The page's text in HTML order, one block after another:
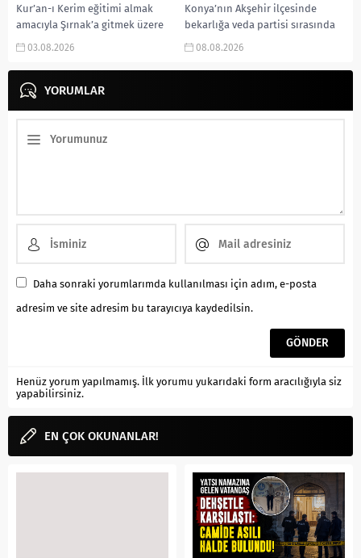
Kur’an-ı Kerim eğitimi almak
amacıyla Şırnak’a gitmek üzere
yola çıkan 13 yaşındaki iki
03.08.2026
Konya’nın Akşehir ilçesinde
bekarlığa veda partisi sırasında
çıkan kavgada bir kişi hayatını
darbederek ölümüne neden
08.08.2026
YORUMLAR
Daha sonraki yorumlarımda kullanılması için adım, e-posta
adresim ve site adresim bu tarayıcıya kaydedilsin.
Henüz yorum yapılmamış. İlk yorumu yukarıdaki form aracılığıyla siz
yapabilirsiniz.
EN ÇOK OKUNANLAR!